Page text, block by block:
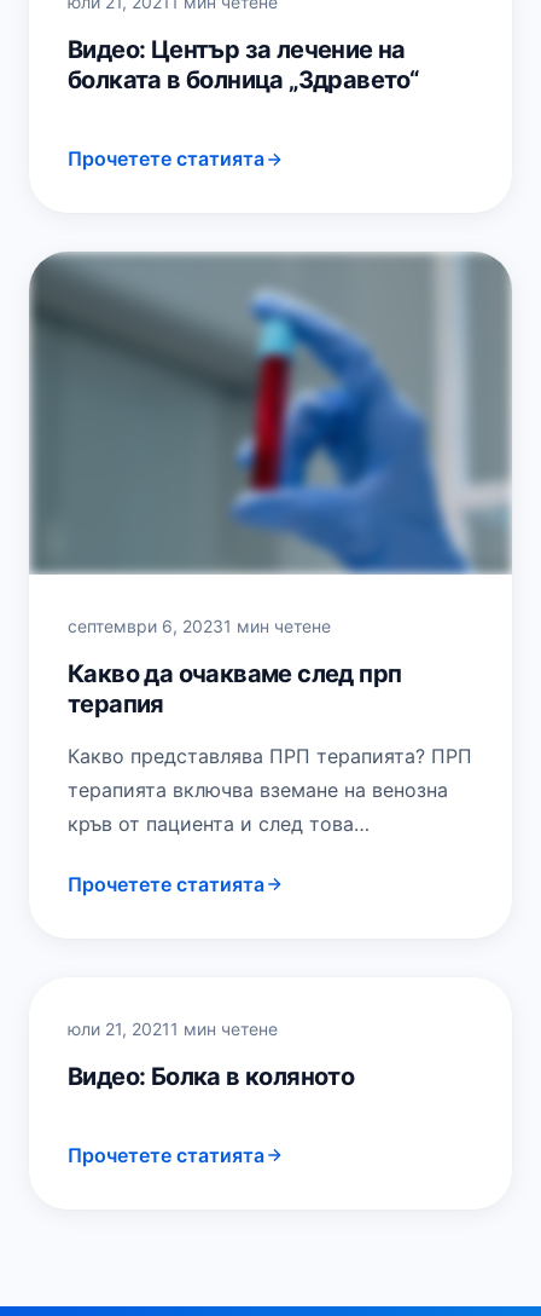
Видео: Център за лечение на
болката в болница „Здравето“
Прочетете статията
септември 6, 20231 мин четене
Какво да очакваме след прп
терапия
Какво представлява ПРП терапията? ПРП
терапията включва вземане на венозна
кръв от пациента и след това
центрофуга, която отделя тромбоцитите
Прочетете статията
юли 21, 20211 мин четене
Видео: Болка в коляното
Прочетете статията